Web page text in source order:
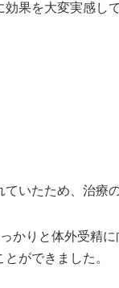
効果を大変実感し
いたため、治療
かりと体外受精
ができました。